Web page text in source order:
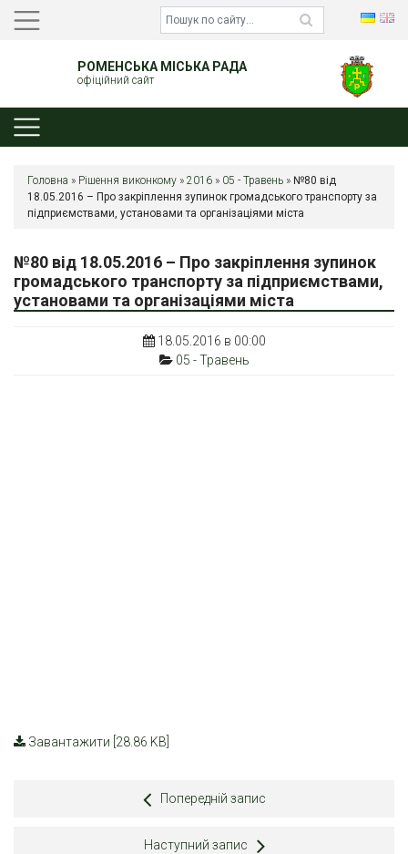
РОМЕНСЬКА МІСЬКА РАДА
офіційний сайт
Головна » Рішення виконкому » 2016 » 05 - Травень » №80 від
18.05.2016 – Про закріплення зупинок громадського транспорту за
підприємствами, установами та організаціями міста
№80 від 18.05.2016 – Про закріплення зупинок
громадського транспорту за підприємствами,
установами та організаціями міста
18.05.2016 в 00:00
05 - Травень
Завантажити [28.86 KB]
Попередній запис
Наступний запис